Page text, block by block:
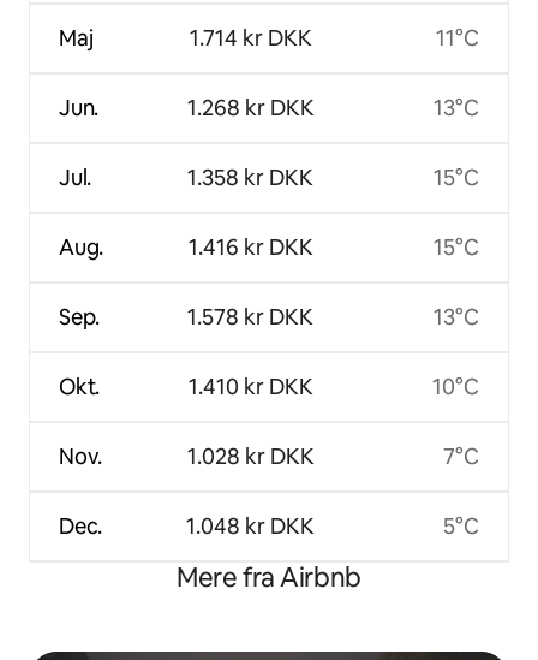
Maj
Jun.
Jul.
Aug.
Sep.
Okt.
Nov.
Dec.
1.714 kr DKK
1.268 kr DKK
1.358 kr DKK
1.416 kr DKK
1.578 kr DKK
1.410 kr DKK
1.028 kr DKK
1.048 kr DKK
11°C
13°C
15°C
15°C
13°C
10°C
7°C
5°C
Mere fra Airbnb